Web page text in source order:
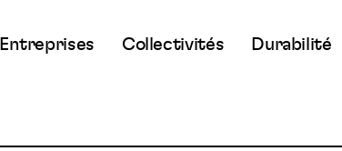
Entreprises Collectivités Durabilité